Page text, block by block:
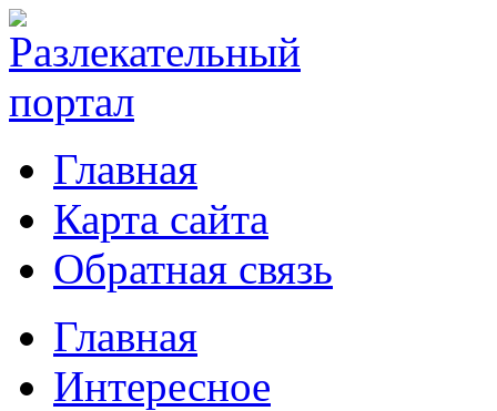
Главная
Карта сайта
Обратная связь
Главная
Интересное